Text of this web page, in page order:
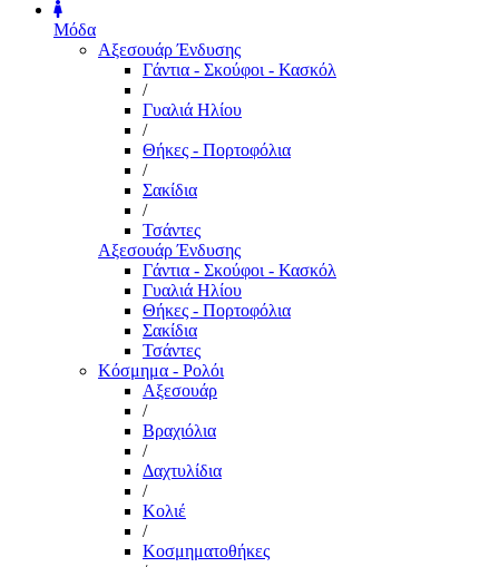
Μόδα
Αξεσουάρ Ένδυσης
Γάντια - Σκούφοι - Κασκόλ
/
Γυαλιά Ηλίου
/
Θήκες - Πορτοφόλια
/
Σακίδια
/
Τσάντες
Αξεσουάρ Ένδυσης
Γάντια - Σκούφοι - Κασκόλ
Γυαλιά Ηλίου
Θήκες - Πορτοφόλια
Σακίδια
Τσάντες
Κόσμημα - Ρολόι
Αξεσουάρ
/
Βραχιόλια
/
Δαχτυλίδια
/
Κολιέ
/
Κοσμηματοθήκες